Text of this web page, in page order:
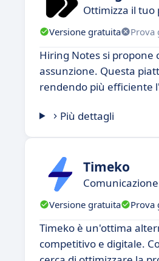
Ottimizza il tuo
Versione gratuita Prova
Hiring Notes si propone
assunzione. Questa
rendendo più efficiente
Più dettagli
Timeko
Versione gratuita Prova
Timeko è un'ottima
competitivo e digitale.